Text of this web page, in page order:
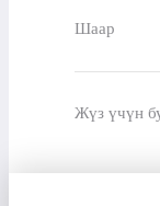
Шаар
Жүз үчүн